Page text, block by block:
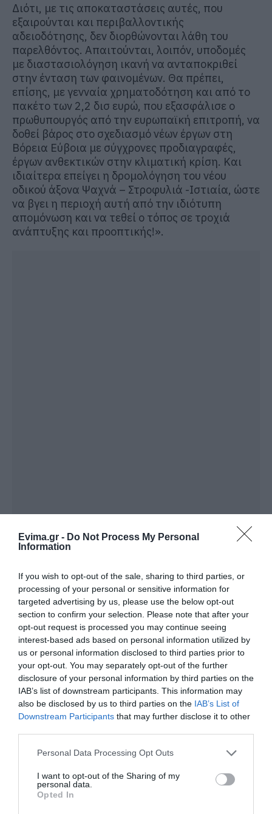
Evima.gr - Do Not Process My Personal
Information
If you wish to opt-out of the sale, sharing to third parties, or
processing of your personal or sensitive information for
targeted advertising by us, please use the below opt-out
section to confirm your selection. Please note that after your
opt-out request is processed you may continue seeing
interest-based ads based on personal information utilized by
us or personal information disclosed to third parties prior to
your opt-out. You may separately opt-out of the further
disclosure of your personal information by third parties on the
IAB’s list of downstream participants. This information may
also be disclosed by us to third parties on the IAB’s List of
Downstream Participants that may further disclose it to other
Please note that this website/app uses one or more Google
not limited to your visit or usage behaviour. You may click to
grant or deny consent to Google and its third-party tags to
use your data for below specified purposes in below Google
Personal Data Processing Opt Outs
I want to opt-out of the Sharing of my
personal data.
Opted In
Διότι, με τις αποκαταστάσεις αυτές, που
εξαιρούνται και περιβαλλοντικής
αδειοδότησης, δεν διορθώνονται λάθη του
παρελθόντος. Απαιτούνται, λοιπόν, υποδομές
με διαστασιολόγηση ικανή να ανταποκριθεί
στην ένταση των φαινομένων. Θα πρέπει,
επίσης, με γενναία χρηματοδότηση και από το
πακέτο των 2,2 δισ ευρώ, που εξασφάλισε ο
πρωθυπουργός από την ευρωπαϊκή επιτροπή, να
δοθεί βάρος στο σχεδιασμό νέων έργων στη
Βόρεια Εύβοια με σύγχρονες προδιαγραφές,
έργων ανθεκτικών στην κλιματική κρίση. Και
ιδιαίτερα επείγει η δρομολόγηση του νέου
οδικού άξονα Ψαχνά – Στροφυλιά -Ιστιαία, ώστε
να βγει η περιοχή αυτή από την ιδιότυπη
απομόνωση και να τεθεί ο τόπος σε τροχιά
ανάπτυξης και προοπτικής!».
ΔΙΑΒΑΣΤΕ ΕΠΙΣΗΣ
Μεταμόρφωση του Σωτήρος: Η γιορτή που θα
θυμίζει πάντα την καταστροφική φωτιά στη
Βόρεια Εύβοια
Σε αυτή την περιοχή της Εύβοιας έκανε σεισμό
Πασίγνωστος σεφ μαγειρεύει στην Εύβοια:
Δείτε πού
Φωτιά τώρα σε δασική έκταση στην Εύβοια
Διαβάστε όλες τις